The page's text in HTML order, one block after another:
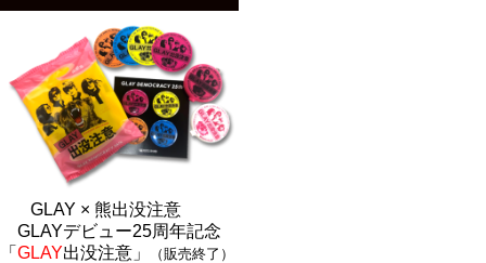
GLAY × 熊出没注意
GLAYデビュー25周年記念
「 GLAY出没注意」 （販売終了）